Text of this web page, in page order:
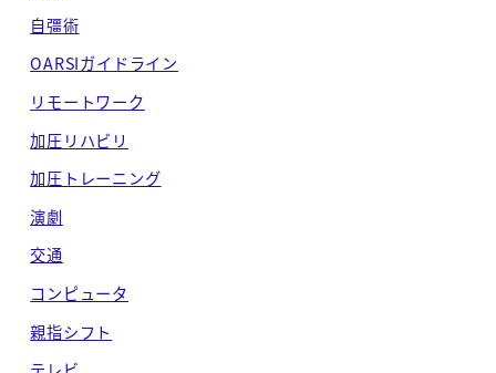
自彊術
OARSIガイドライン
リモートワーク
加圧リハビリ
加圧トレーニング
演劇
交通
コンピュータ
親指シフト